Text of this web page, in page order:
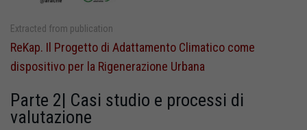
Extracted from publication
ReKap. Il Progetto di Adattamento Climatico come
dispositivo per la Rigenerazione Urbana
Parte 2| Casi studio e processi di
valutazione